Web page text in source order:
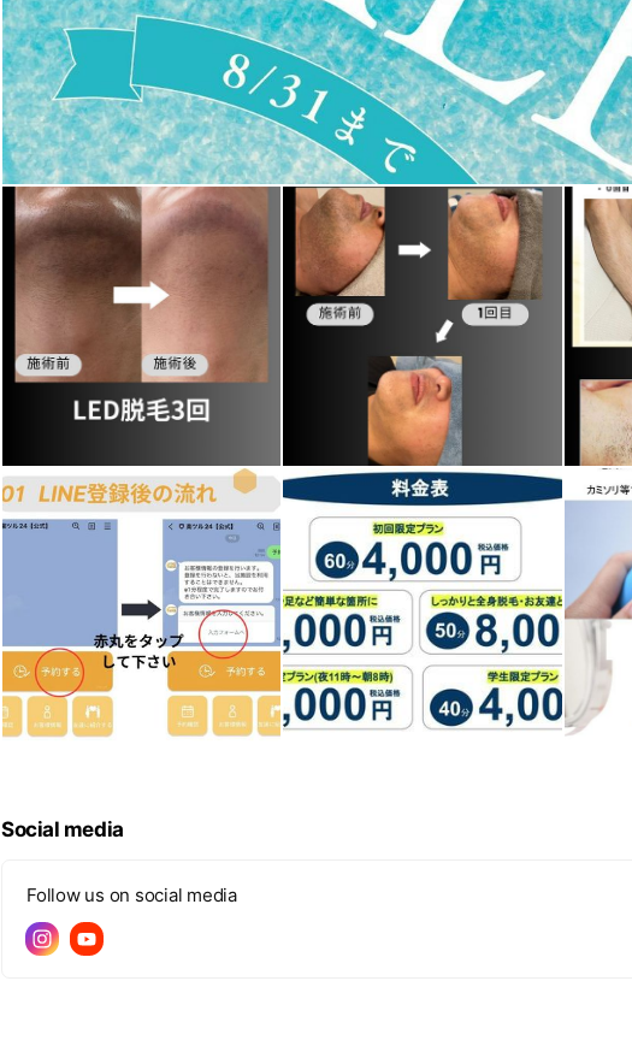
Social media
Follow us on social media